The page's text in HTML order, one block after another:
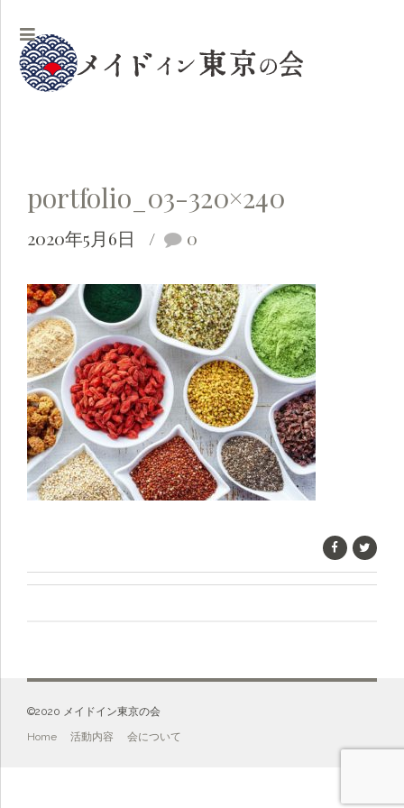
portfolio_03-320×240
2020年5月6日 0
©️2020 メイドイン東京の会
Home 活動内容 会について